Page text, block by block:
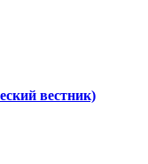
вестник)